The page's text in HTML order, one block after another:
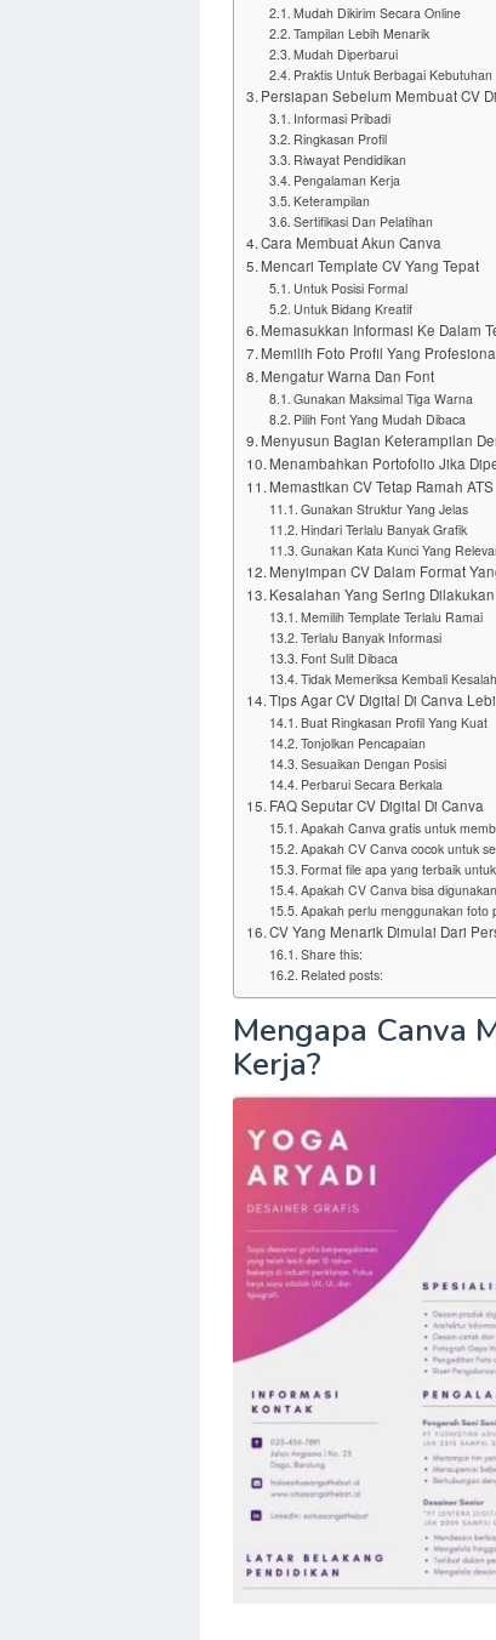
Mudah Dikirim Secara Online
Tampilan Lebih Menarik
Mudah Diperbarui
Praktis Untuk Berbagai Kebutuhan
Persiapan Sebelum Membuat CV
Informasi Pribadi
Ringkasan Profil
Riwayat Pendidikan
Pengalaman Kerja
Keterampilan
Sertifikasi Dan Pelatihan
Cara Membuat Akun Canva
Mencari Template CV Yang Tepat
Untuk Posisi Formal
Untuk Bidang Kreatif
Memasukkan Informasi Ke Dalam
Memilih Foto Profil Yang
Mengatur Warna Dan Font
Gunakan Maksimal Tiga Warna
Pilih Font Yang Mudah Dibaca
Menyusun Bagian Keterampilan
Menambahkan Portofolio Jika
Memastikan CV Tetap Ramah ATS
Gunakan Struktur Yang Jelas
Hindari Terlalu Banyak Grafik
Gunakan Kata Kunci Yang
Menyimpan CV Dalam Format
Kesalahan Yang Sering
Memilih Template Terlalu Ramai
Terlalu Banyak Informasi
Font Sulit Dibaca
Tidak Memeriksa Kembali
Tips Agar CV Digital Di Canva
Buat Ringkasan Profil Yang Kuat
Tonjolkan Pencapaian
Sesuaikan Dengan Posisi
Perbarui Secara Berkala
FAQ Seputar CV Digital Di Canva
Apakah Canva gratis untuk
Apakah CV Canva cocok untuk
Format file apa yang terbaik
Apakah CV Canva bisa
Apakah perlu menggunakan foto
CV Yang Menarik Dimulai Dari
Share this:
Related posts:
Mengapa Canva
Kerja?